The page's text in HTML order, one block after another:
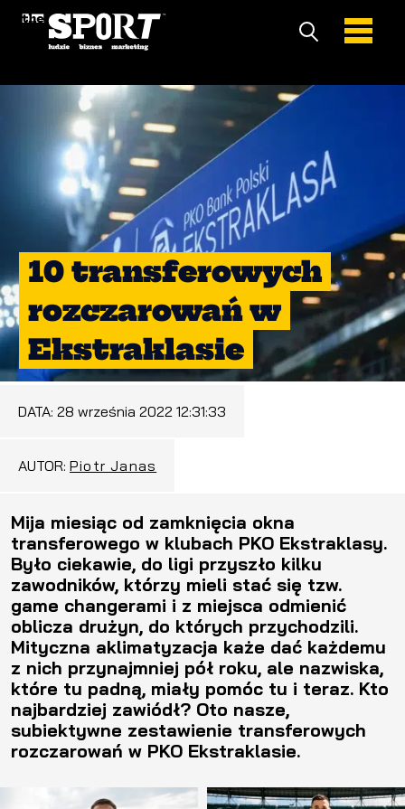
10 transferowych
rozczarowań w
Ekstraklasie
DATA: 28 września 2022 12:31:33
AUTOR: Piotr Janas
Mija miesiąc od zamknięcia okna
transferowego w klubach PKO Ekstraklasy.
Było ciekawie, do ligi przyszło kilku
zawodników, którzy mieli stać się tzw.
game changerami i z miejsca odmienić
oblicza drużyn, do których przychodzili.
Mityczna aklimatyzacja każe dać każdemu
z nich przynajmniej pół roku, ale nazwiska,
które tu padną, miały pomóc tu i teraz. Kto
najbardziej zawiódł? Oto nasze,
subiektywne zestawienie transferowych
rozczarowań w PKO Ekstraklasie.